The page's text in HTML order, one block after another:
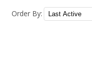
Order By: